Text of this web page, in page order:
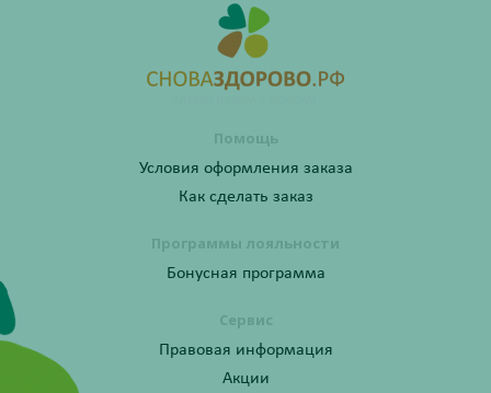
Помощь
Условия оформления заказа
Как сделать заказ
Программы лояльности
Бонусная программа
Сервис
Правовая информация
Акции